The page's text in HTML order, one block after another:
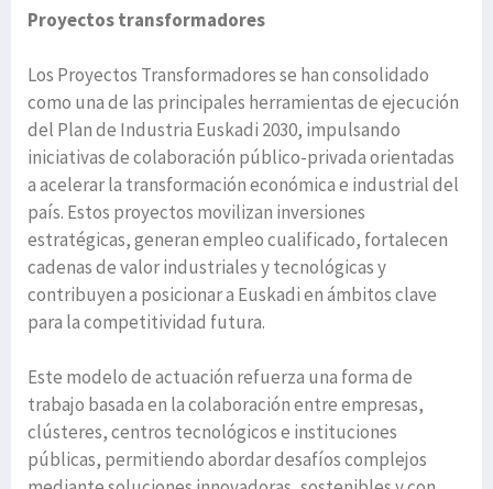
Proyectos transformadores
Los Proyectos Transformadores se han consolidado
como una de las principales herramientas de ejecución
del Plan de Industria Euskadi 2030, impulsando
iniciativas de colaboración público-privada orientadas
a acelerar la transformación económica e industrial del
país. Estos proyectos movilizan inversiones
estratégicas, generan empleo cualificado, fortalecen
cadenas de valor industriales y tecnológicas y
contribuyen a posicionar a Euskadi en ámbitos clave
para la competitividad futura.
Este modelo de actuación refuerza una forma de
trabajo basada en la colaboración entre empresas,
clústeres, centros tecnológicos e instituciones
públicas, permitiendo abordar desafíos complejos